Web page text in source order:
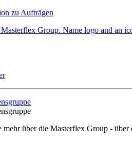
zu Aufträgen
mehr über die Masterflex Group -